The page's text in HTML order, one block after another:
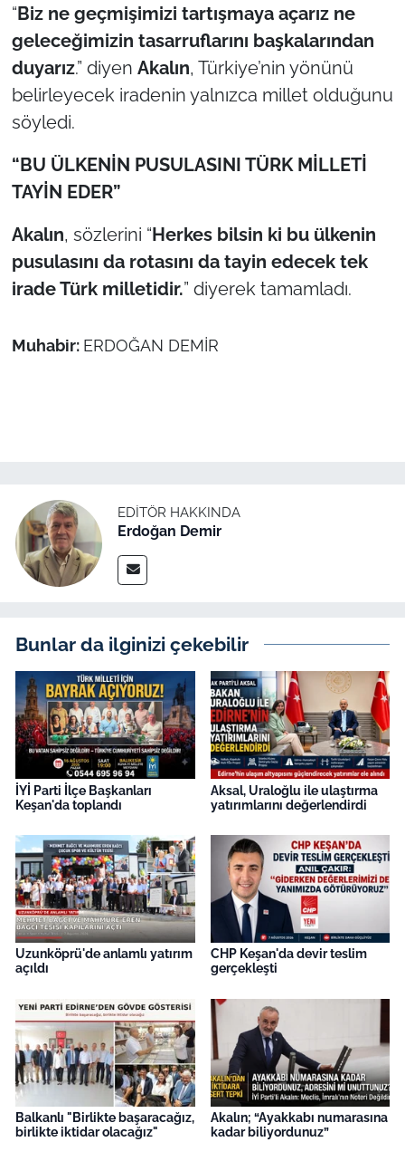
“Biz ne geçmişimizi tartışmaya açarız ne
geleceğimizin tasarruflarını başkalarından
duyarız.” diyen Akalın, Türkiye’nin yönünü
belirleyecek iradenin yalnızca millet olduğunu
söyledi.
“BU ÜLKENİN PUSULASINI TÜRK MİLLETİ
TAYİN EDER”
Akalın, sözlerini “Herkes bilsin ki bu ülkenin
pusulasını da rotasını da tayin edecek tek
irade Türk milletidir.” diyerek tamamladı.
Muhabir: ERDOĞAN DEMİR
EDITÖR HAKKINDA
Erdoğan Demir
Bunlar da ilginizi çekebilir
İYİ Parti İlçe Başkanları
Keşan'da toplandı
Aksal, Uraloğlu ile ulaştırma
yatırımlarını değerlendirdi
Uzunköprü'de anlamlı yatırım
açıldı
CHP Keşan'da devir teslim
gerçekleşti
Balkanlı "Birlikte başaracağız,
birlikte iktidar olacağız"
Akalın; “Ayakkabı numarasına
kadar biliyordunuz”